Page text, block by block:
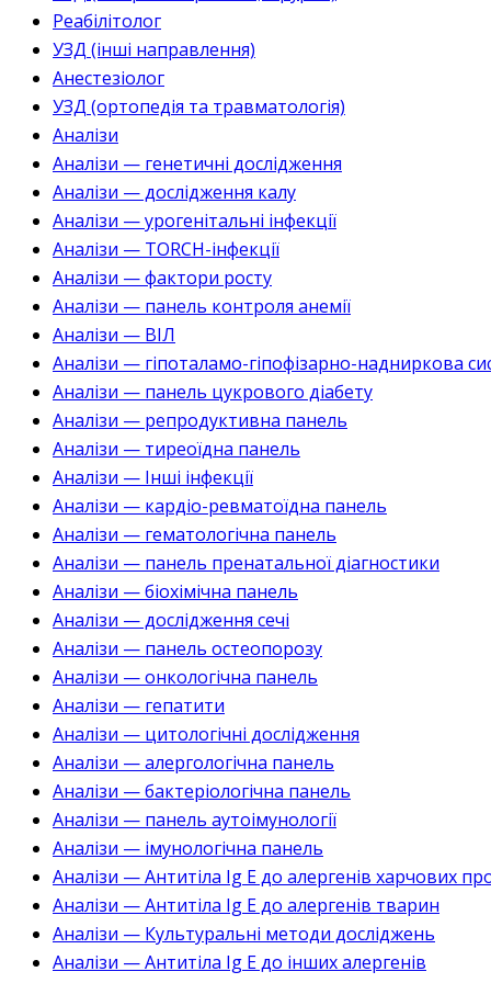
Реабілітолог
УЗД (інші направлення)
Анестезіолог
УЗД (ортопедія та травматологія)
Аналізи
Аналізи — генетичні дослідження
Аналізи — дослідження калу
Аналізи — урогенітальні інфекції
Аналізи — TORCH-інфекції
Аналізи — фактори росту
Аналізи — панель контроля анемії
Аналізи — ВІЛ
Аналізи — гіпоталамо-гіпофізарно-надниркова
Аналізи — панель цукрового діабету
Аналізи — репродуктивна панель
Аналізи — тиреоїдна панель
Аналізи — Інші інфекції
Аналізи — кардіо-ревматоїдна панель
Аналізи — гематологічна панель
Аналізи — панель пренатальної діагностики
Аналізи — біохімічна панель
Аналізи — дослідження сечі
Аналізи — панель остеопорозу
Аналізи — онкологічна панель
Аналізи — гепатити
Аналізи — цитологічні дослідження
Аналізи — алергологічна панель
Аналізи — бактеріологічна панель
Аналізи — панель аутоімунології
Аналізи — імунологічна панель
Аналізи — Антитіла Ig E до алергенів харчових
Аналізи — Антитіла Ig E до алергенів тварин
Аналізи — Культуральні методи досліджень
Аналізи — Антитіла Ig E до інших алергенів